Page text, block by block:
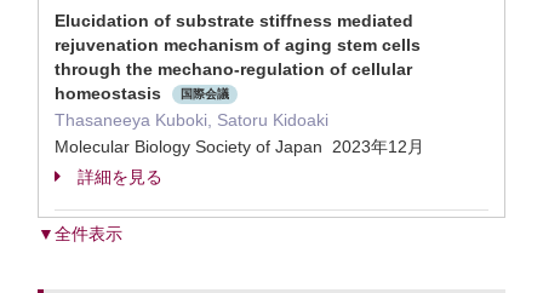
Elucidation of substrate stiffness mediated
rejuvenation mechanism of aging stem cells
through the mechano-regulation of cellular
homeostasis
国際会議
Thasaneeya Kuboki, Satoru Kidoaki
Molecular Biology Society of Japan 2023年12月
詳細を見る
▼全件表示